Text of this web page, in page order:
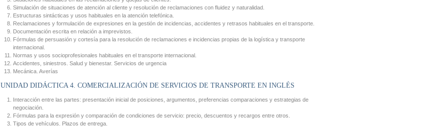
Simulación de situaciones de atención al cliente y resolución de reclamaciones con fluidez y naturalidad.
Estructuras sintácticas y usos habituales en la atención telefónica.
Reclamaciones y formulación de expresiones en la gestión de incidencias, accidentes y retrasos habituales en el transporte.
Documentación escrita en relación a imprevistos.
Fórmulas de persuasión y cortesía para la resolución de reclamaciones e incidencias propias de la logística y transporte
internacional.
Normas y usos socioprofesionales habituales en el transporte internacional.
Accidentes, siniestros. Salud y bienestar. Servicios de urgencia
Mecánica. Averías
UNIDAD DIDÁCTICA 4. COMERCIALIZACIÓN DE SERVICIOS DE TRANSPORTE EN INGLÉS
Interacción entre las partes: presentación inicial de posiciones, argumentos, preferencias comparaciones y estrategias de
negociación.
Fórmulas para la expresión y comparación de condiciones de servicio: precio, descuentos y recargos entre otros.
Tipos de vehículos. Plazos de entrega.